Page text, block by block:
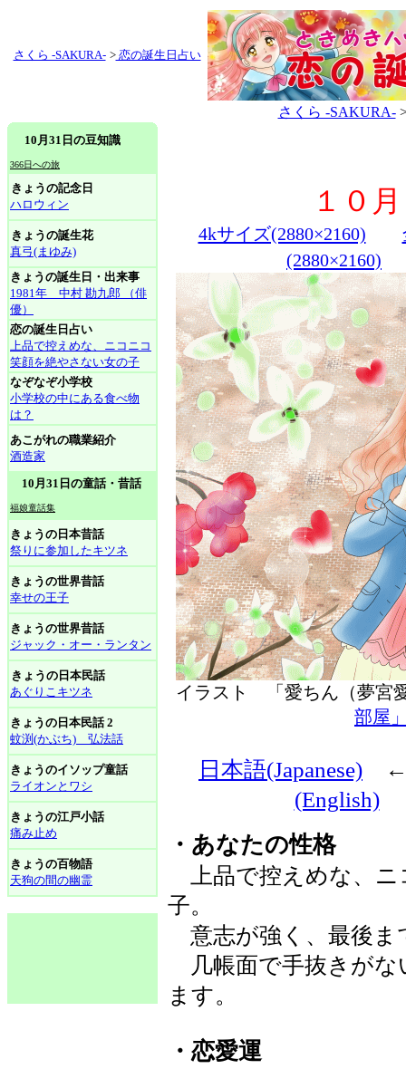
さくら -SAKURA- >恋の誕生日占い
さくら -SAKURA-
10月31日の豆知識
366日への旅
きょうの記念日
ハロウィン
きょうの誕生花
真弓(まゆみ)
きょうの誕生日・出来事
1981年 中村 勘九郎 （俳
優）
恋の誕生日占い
上品で控えめな、ニコニコ
笑顔を絶やさない女の子
なぞなぞ小学校
小学校の中にある食べ物
は？
あこがれの職業紹介
酒造家
10月31日の童話・昔話
福娘童話集
きょうの日本昔話
祭りに参加したキツネ
きょうの世界昔話
幸せの王子
きょうの世界昔話
ジャック・オー・ランタン
きょうの日本民話
あぐりこキツネ
きょうの日本民話 2
蚊渕(かぶち) 弘法話
きょうのイソップ童話
ライオンとワシ
きょうの江戸小話
痛み止め
きょうの百物語
天狗の間の幽霊
１０
4kサイズ(2880×2160)
(2880×2160)
イラスト 「愛ちん（夢
部屋
日本語(Japanese)
(English)
・あなたの性格
上品で控えめな、ニ
子。
意志が強く、最後ま
几帳面で手抜きがな
ます。
・恋愛運